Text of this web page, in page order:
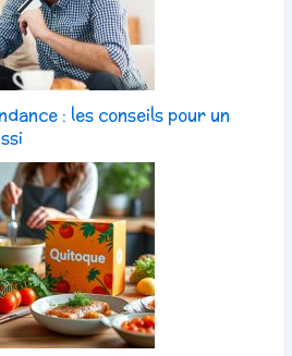
: les conseils pour un